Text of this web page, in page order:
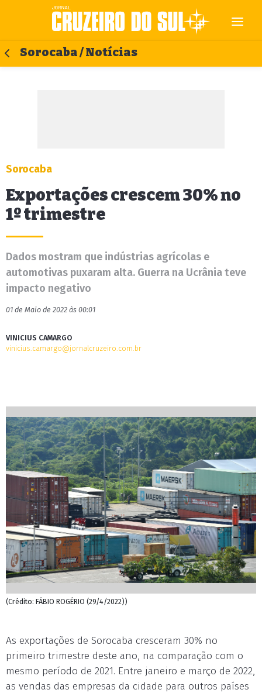
Sorocaba / Notícias
Sorocaba
Exportações crescem 30% no
1º trimestre
Dados mostram que indústrias agrícolas e
automotivas puxaram alta. Guerra na Ucrânia teve
impacto negativo
01 de Maio de 2022 às 00:01
VINICIUS CAMARGO
vinicius.camargo@jornalcruzeiro.com.br
(Crédito: FÁBIO ROGÉRIO (29/4/2022))
As exportações de Sorocaba cresceram 30% no
primeiro trimestre deste ano, na comparação com o
mesmo período de 2021. Entre janeiro e março de 2022,
as vendas das empresas da cidade para outros países